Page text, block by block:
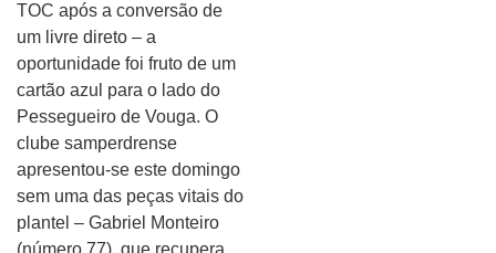
TOC após a conversão de
um livre direto – a
oportunidade foi fruto de um
cartão azul para o lado do
Pessegueiro de Vouga. O
clube samperdrense
apresentou-se este domingo
sem uma das peças vitais do
plantel – Gabriel Monteiro